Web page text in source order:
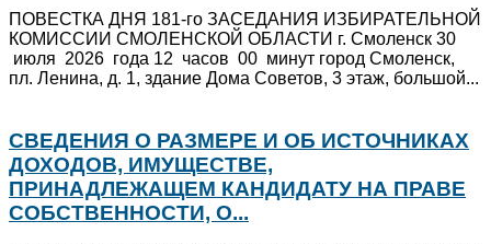
ПОВЕСТКА ДНЯ 181-го ЗАСЕДАНИЯ ИЗБИРАТЕЛЬНОЙ
КОМИССИИ СМОЛЕНСКОЙ ОБЛАСТИ г. Смоленск 30
июля 2026 года 12 часов 00 минут город Смоленск,
пл. Ленина, д. 1, здание Дома Советов, 3 этаж, большой...
СВЕДЕНИЯ О РАЗМЕРЕ И ОБ ИСТОЧНИКАХ
ДОХОДОВ, ИМУЩЕСТВЕ,
ПРИНАДЛЕЖАЩЕМ КАНДИДАТУ НА ПРАВЕ
СОБСТВЕННОСТИ, О...